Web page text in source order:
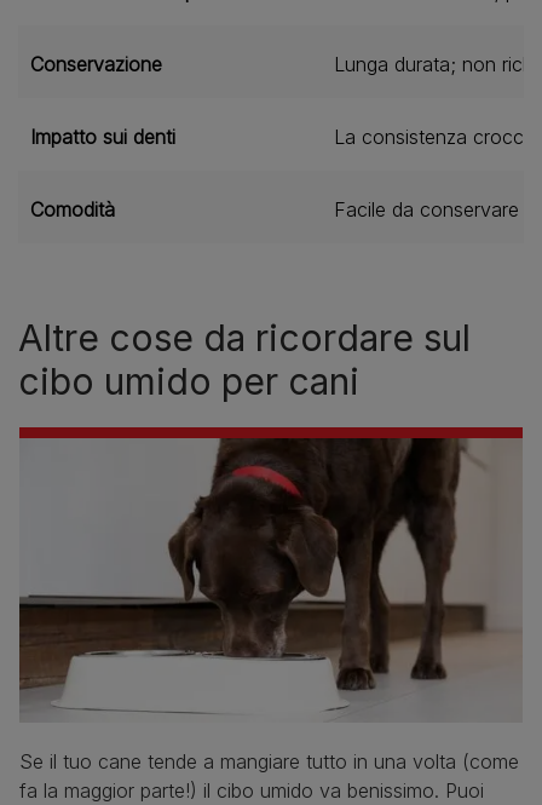
Conservazione Lunga durata; non
Impatto sui denti La consistenza
Comodità Facile da conservare e
Altre cose da ricordare sul
cibo umido per cani
Se il tuo cane tende a mangiare tutto in una volta (come
fa la maggior parte!) il cibo umido va benissimo. Puoi